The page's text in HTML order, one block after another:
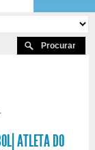
ATLETA DO